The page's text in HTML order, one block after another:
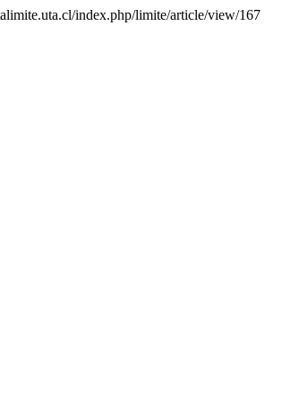
index.php/limite/article/view/167